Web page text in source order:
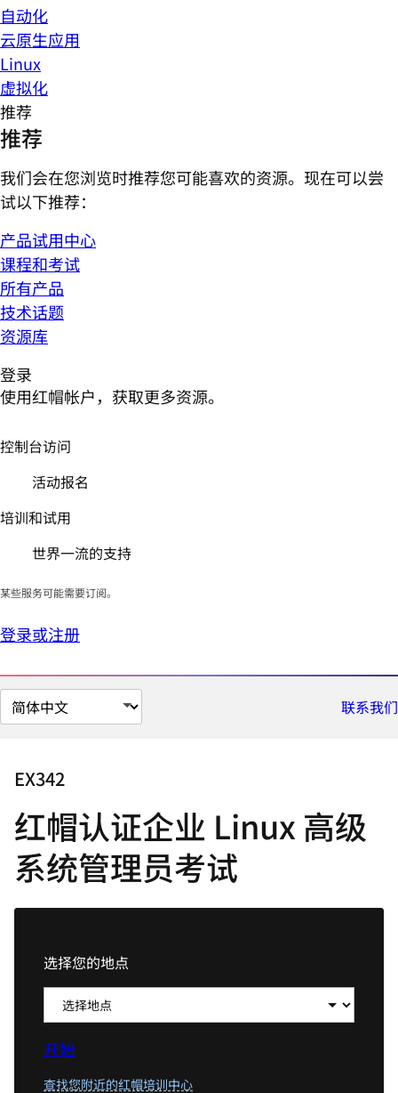
自动化
云原生应用
Linux
虚拟化
推荐
推荐
我们会在您浏览时推荐您可能喜欢的资源。现在可以尝
试以下推荐：
产品试用中心
课程和考试
所有产品
技术话题
资源库
登录
使用红帽帐户，获取更多资源。
控制台访问
活动报名
培训和试用
世界一流的支持
某些服务可能需要订阅。
登录或注册
切
换
言
联系我们
EX342
红帽认证企业 Linux 高级
系统管理员考试
选择您的地点
开始
查找您附近的红帽培训中心